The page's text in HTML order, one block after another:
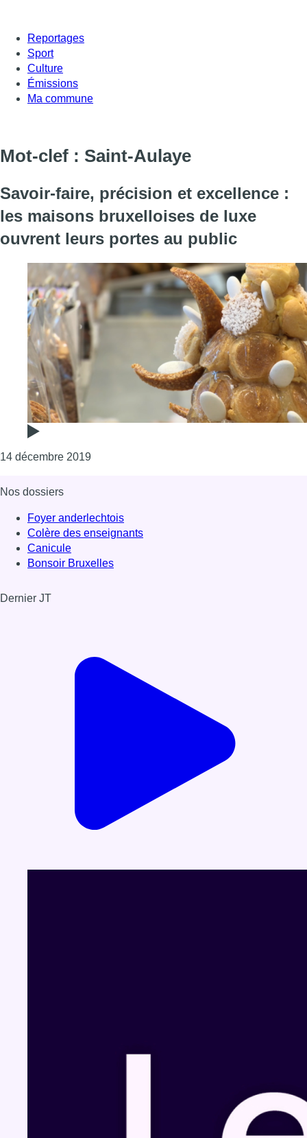
Reportages
Sport
Culture
Émissions
Ma commune
Mot-clef : Saint-Aulaye
Savoir-faire, précision et excellence :
les maisons bruxelloises de luxe
ouvrent leurs portes au public
14 décembre 2019Consulter l'article "Savoir-faire, précision et
Nos dossiers
Foyer anderlechtois
Colère des enseignants
Canicule
Bonsoir Bruxelles
Dernier JT